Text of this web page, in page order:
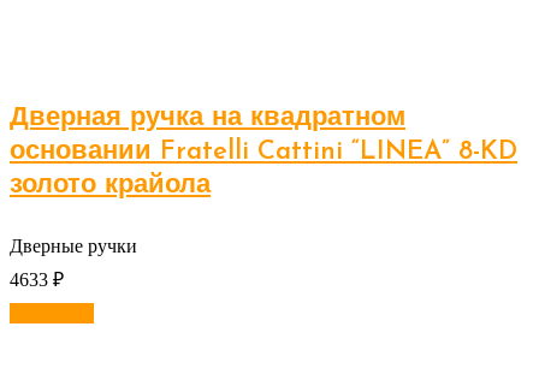
Дверная ручка на квадратном
основании Fratelli Cattini “LINEA” 8-KD
золото крайола
Дверные ручки
4633 ₽